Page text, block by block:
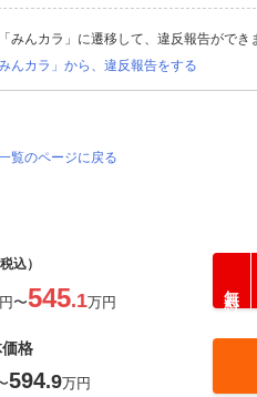
みんカラ」に遷移して、違反報告ができ
みんカラ」から、違反報告をする
覧のページに戻る
税込）
〜545.1万円
格
594.9万円